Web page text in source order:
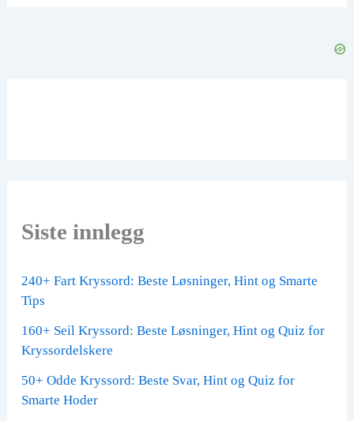
Siste innlegg
240+ Fart Kryssord: Beste Løsninger, Hint og Smarte
Tips
160+ Seil Kryssord: Beste Løsninger, Hint og Quiz for
Kryssordelskere
50+ Odde Kryssord: Beste Svar, Hint og Quiz for
Smarte Hoder